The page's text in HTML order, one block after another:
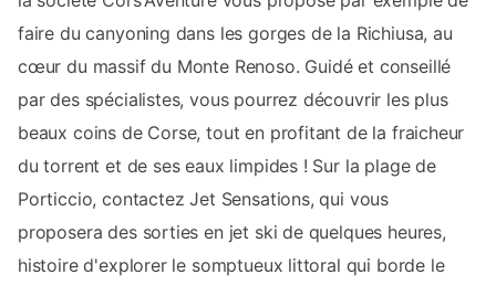
faire du canyoning dans les gorges de la Richiusa, au
cœur du massif du Monte Renoso. Guidé et conseillé
par des spécialistes, vous pourrez découvrir les plus
beaux coins de Corse, tout en profitant de la fraicheur
du torrent et de ses eaux limpides ! Sur la plage de
Porticcio, contactez Jet Sensations, qui vous
proposera des sorties en jet ski de quelques heures,
histoire d'explorer le somptueux littoral qui borde le